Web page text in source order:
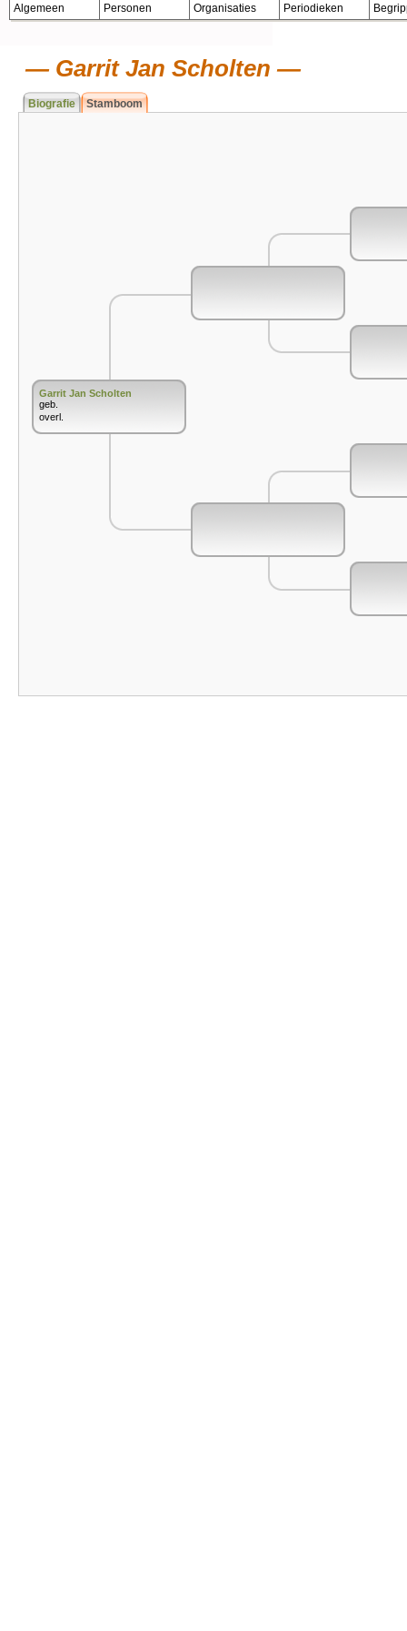
Algemeen Personen Organisaties Periodieken
Garrit Jan Scholten
Biografie Stamboom
Garrit Jan Scholten
geb.
overl.